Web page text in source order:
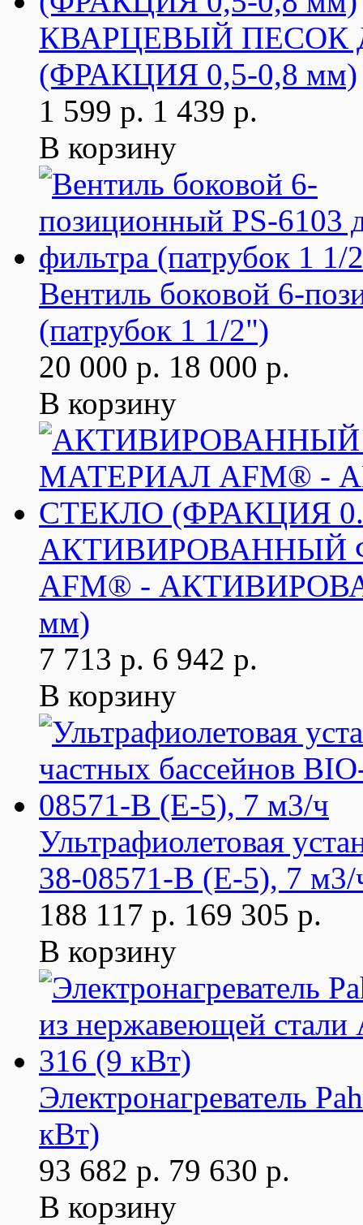
КВАРЦЕВЫЙ ПЕСОК
(ФРАКЦИЯ 0,5-0,8 мм)
1 599 р. 1 439 р.
В корзину
Вентиль боковой 6-
(патрубок 1 1/2")
20 000 р. 18 000 р.
В корзину
АКТИВИРОВАННЫЙ
AFM® -
мм)
7 713 р. 6 942 р.
В корзину
Ультрафиолетовая
38-08571-B (E-5), 7 м3/
188 117 р. 169 305 р.
В корзину
Электронагреватель
кВт)
93 682 р. 79 630 р.
В корзину